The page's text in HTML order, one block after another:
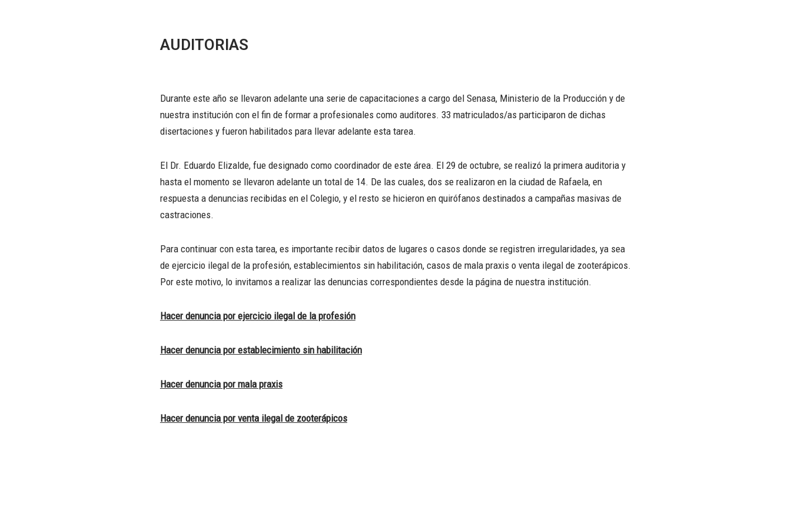
AUDITORIAS
Durante este año se llevaron adelante una serie de capacitaciones a cargo del Senasa, Ministerio de la Producción y de
nuestra institución con el fin de formar a profesionales como auditores. 33 matriculados/as participaron de dichas
disertaciones y fueron habilitados para llevar adelante esta tarea.
El Dr. Eduardo Elizalde, fue designado como coordinador de este área. El 29 de octubre, se realizó la primera auditoria y
hasta el momento se llevaron adelante un total de 14. De las cuales, dos se realizaron en la ciudad de Rafaela, en
respuesta a denuncias recibidas en el Colegio, y el resto se hicieron en quirófanos destinados a campañas masivas de
castraciones.
Para continuar con esta tarea, es importante recibir datos de lugares o casos donde se registren irregularidades, ya sea
de ejercicio ilegal de la profesión, establecimientos sin habilitación, casos de mala praxis o venta ilegal de zooterápicos.
Por este motivo, lo invitamos a realizar las denuncias correspondientes desde la página de nuestra institución.
Hacer denuncia por ejercicio ilegal de la profesión
Hacer denuncia por establecimiento sin habilitación
Hacer denuncia por mala praxis
Hacer denuncia por venta ilegal de zooterápicos